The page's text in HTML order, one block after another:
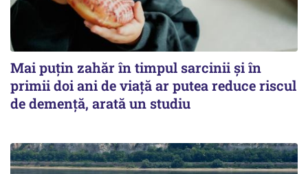
Mai puțin zahăr în timpul sarcinii și în
primii doi ani de viață ar putea reduce riscul
de demență, arată un studiu